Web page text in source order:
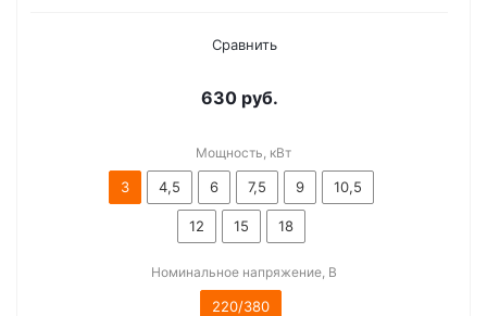
Сравнить
630 руб.
Мощность, кВт
3 4,5 6 7,5 9 10,5
12 15 18
Номинальное напряжение, В
220/380